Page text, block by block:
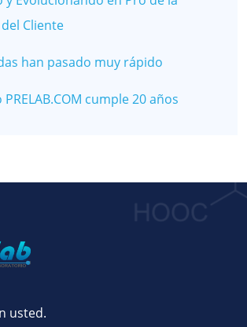
Cliente
han pasado muy rápido
cumple 20 años
usted.